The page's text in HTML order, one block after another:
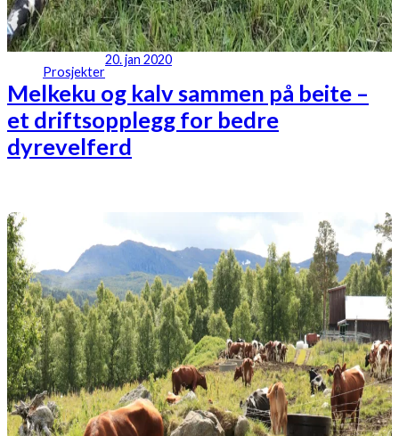
Prosjekter
20. jan 2020
Melkeku og kalv sammen på beite –
et driftsopplegg for bedre
dyrevelferd